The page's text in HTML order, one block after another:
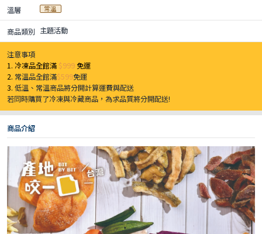
溫層 常溫
商品類別 主題活動
注意事項
1. 冷凍品全館滿 $999免運
2. 常溫品全館滿$599免運
3.低溫、常溫商品將分開計算運費與配送
若同時購買了冷凍與冷藏商品，為求品質將分開配送!
商品介紹